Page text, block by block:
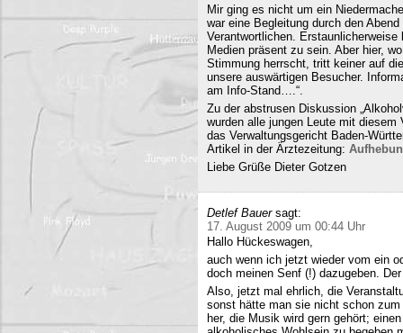
Mir ging es nicht um ein
war eine Begleitung durch den
Verantwortlichen.
Medien präsent zu sein. Aber hier,
Stimmung herrscht, tritt keiner auf
unsere auswärtigen Besucher.
am Info-Stand….“.
Zu der abstrusen Diskussion
wurden alle jungen Leute mit
das Verwaltungsgericht Baden-
Artikel in der Ärztezeitung:
Liebe Grüße Dieter Gotzen
Detlef Bauer sagt:
17. August 2009 um 00:44 Uhr
Hallo Hückeswagen,
auch wenn ich jetzt wieder vom ein
doch meinen Senf (!) dazugeben.
Also, jetzt mal ehrlich, die
sonst hätte man sie nicht schon
her, die Musik wird gern gehört;